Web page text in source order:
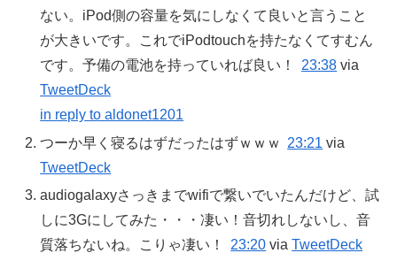
ない。iPod側の容量を気にしなくて良いと言うこと
が大きいです。これでiPodtouchを持たなくてすむん
です。予備の電池を持っていれば良い！
23:38 via
TweetDeck
in reply to aldonet1201
つーか早く寝るはずだったはずｗｗｗ
23:21 via
TweetDeck
audiogalaxyさっきまでwifiで繋いでいたんだけど、試
しに3Gにしてみた・・・凄い！音切れしないし、音
質落ちないね。こりゃ凄い！
23:20 viaTweetDeck